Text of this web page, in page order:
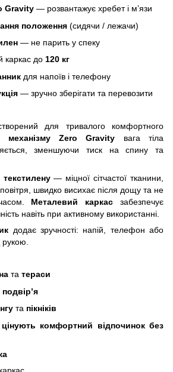
Gravity — розвантажує хребет і м’язи
положення (сидячи / лежачи)
— не парить у спеку
каркас до 120 кг
для напоїв і телефону
— зручно зберігати та перевозити
для тривалого комфортного
механізму Zero Gravity вага тіла
зменшуючи тиск на спину та
текстилену— міцної сітчастої тканини,
швидко висихає після дощу та не
Металевий каркас забезпечує
навіть при активному використанні.
додає зручності: напій, телефон або
рукою.
та тераси
подвір’я
та пікніків
комфортний відпочинок без